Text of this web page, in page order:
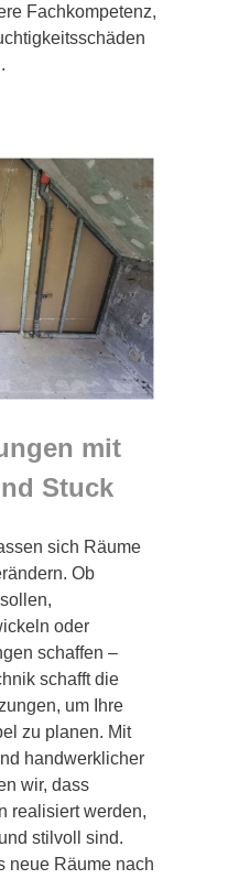
Fachkompetenz,
mit
Stuck
sich Räume
Ob
oder
schaffen –
schafft die
um Ihre
zu planen. Mit
handwerklicher
wir, dass
realisiert werden,
stilvoll sind.
neue Räume nach